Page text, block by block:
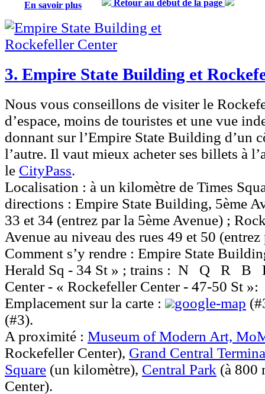
En savoir plus Retour au début de la page
3. Empire State Building et
Nous vous conseillons de visiter le
d’espace, moins de touristes et une vue
donnant sur l’Empire State Building d’un
l’autre. Il vaut mieux acheter ses billets à
le CityPass.
Localisation : à un kilomètre de Times
directions : Empire State Building, 5ème
33 et 34 (entrez par la 5ème Avenue) ;
Avenue au niveau des rues 49 et 50
Comment s’y rendre : Empire State
Herald Sq - 34 St » ; trains : N Q R B
Center - « Rockefeller Center - 47-50 St »:
Emplacement sur la carte :
google-map
(#3).
A proximité : Museum of Modern Art,
Rockefeller Center), Grand Central
Square (un kilomètre), Central Park (à 800
Center).